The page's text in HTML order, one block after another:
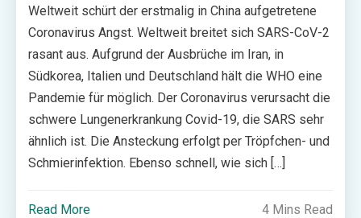
Weltweit schürt der erstmalig in China aufgetretene
Coronavirus Angst. Weltweit breitet sich SARS-CoV-2
rasant aus. Aufgrund der Ausbrüche im Iran, in
Südkorea, Italien und Deutschland hält die WHO eine
Pandemie für möglich. Der Coronavirus verursacht die
schwere Lungenerkrankung Covid-19, die SARS sehr
ähnlich ist. Die Ansteckung erfolgt per Tröpfchen- und
Schmierinfektion. Ebenso schnell, wie sich […]
Read More 4 Mins Read